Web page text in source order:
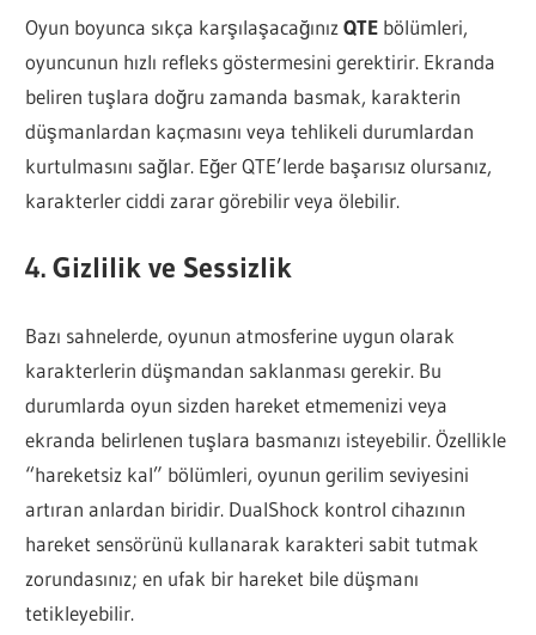
Oyun boyunca sıkça karşılaşacağınızQTE bölümleri,
oyuncunun hızlı refleks göstermesini gerektirir. Ekranda
beliren tuşlara doğru zamanda basmak, karakterin
düşmanlardan kaçmasını veya tehlikeli durumlardan
kurtulmasını sağlar. Eğer QTE’lerde başarısız olursanız,
karakterler ciddi zarar görebilir veya ölebilir.
4. Gizlilik ve Sessizlik
Bazı sahnelerde, oyunun atmosferine uygun olarak
karakterlerin düşmandan saklanması gerekir. Bu
durumlarda oyun sizden hareket etmemenizi veya
ekranda belirlenen tuşlara basmanızı isteyebilir. Özellikle
“hareketsiz kal” bölümleri, oyunun gerilim seviyesini
artıran anlardan biridir. DualShock kontrol cihazının
hareket sensörünü kullanarak karakteri sabit tutmak
zorundasınız; en ufak bir hareket bile düşmanı
tetikleyebilir.